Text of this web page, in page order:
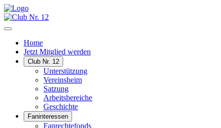
Home
Jetzt Mitglied werden
Club Nr. 12
Unterstützung
Vereinsheim
Satzung
Arbeitsbereiche
Geschichte
Faninteressen
Fanrechtefonds